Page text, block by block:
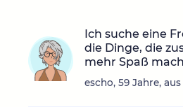
Ich suche eine
die Dinge, die
mehr Spaß
escho, 59 Jahre,